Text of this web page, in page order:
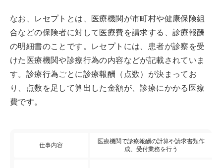
なお、レセプトとは、医療機関が市町村や健康保険組
合などの保険者に対して医療費を請求する、診療報酬
の明細書のことです。レセプトには、患者が診察を受
けた医療機関や診療行為の内容などが記載されていま
す。診療行為ごとに診療報酬（点数）が決まってお
り、点数を足して算出した金額が、診療にかかる医療
費です。
仕事内容
医療機関で診療報酬の計算や請求書類作
成、受付業務を行う